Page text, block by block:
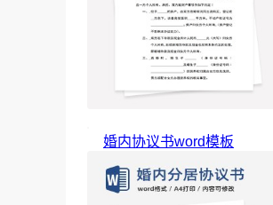
婚内协议书word模板